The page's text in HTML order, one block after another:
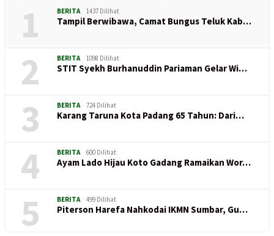
1 BERITA 1437 Dilihat
Tampil Berwibawa, Camat Bungus Teluk Kab…
2 BERITA 1098 Dilihat
STIT Syekh Burhanuddin Pariaman Gelar Wi…
3 BERITA 724 Dilihat
Karang Taruna Kota Padang 65 Tahun: Dari…
4 BERITA 600 Dilihat
Ayam Lado Hijau Koto Gadang Ramaikan Wor…
5 BERITA 499 Dilihat
Piterson Harefa Nahkodai IKMN Sumbar, Gu…